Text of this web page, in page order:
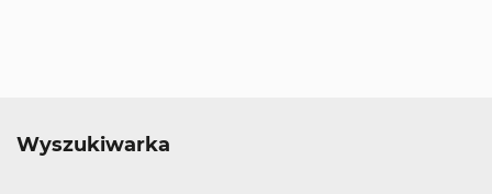
Wyszukiwarka